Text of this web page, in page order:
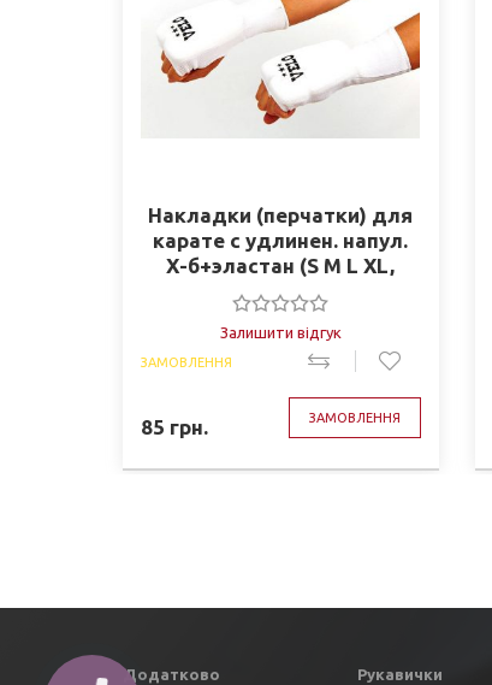
Накладки (перчатки) для
карате с удлинен. напул.
Х-б+эластан (S M L XL,
белый) (VELO ULI-
10019(A))
Залишити відгук
ЗАМОВЛЕННЯ
85 грн. ЗАМОВЛЕННЯ
Додатково Рукавички